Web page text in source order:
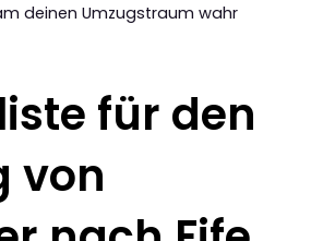
deinen Umzugstraum wahr
für den
von